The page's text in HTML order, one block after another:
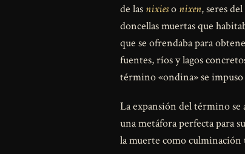
de las nixieso nixen, seres
doncellas muertas que
que se ofrendaba para
fuentes, ríos y lagos
término «ondina» se
La expansión del término
una metáfora perfecta para
la muerte como culminación